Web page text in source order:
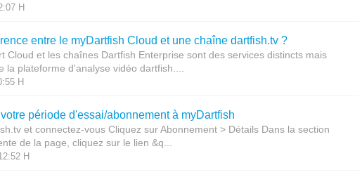
H
entre le myDartfish Cloud et une chaîne dartfish.tv ?
Cloud et les chaînes Dartfish Enterprise sont des services distincts mais
la plateforme d'analyse vidéo dartfish....
H
période d'essai/abonnement à myDartfish
et connectez-vous Cliquez sur Abonnement > Détails Dans la section
de la page, cliquez sur le lien &q...
H